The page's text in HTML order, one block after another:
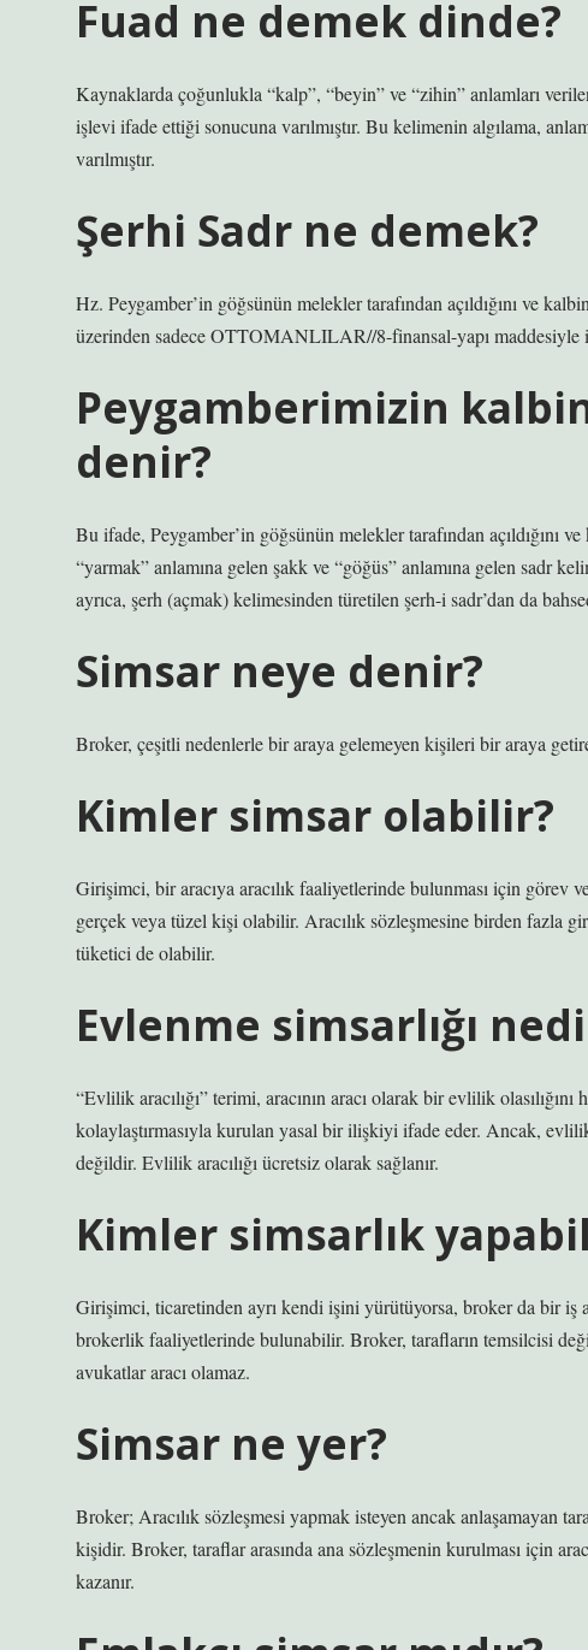
Fuad ne demek dinde?
Kaynaklarda çoğunlukla “kalp”, “beyin” ve “zihin” anlamları
işlevi ifade ettiği sonucuna varılmıştır. Bu kelimenin algılama,
varılmıştır.
Şerhi Sadr ne demek?
Hz. Peygamber’in göğsünün melekler tarafından açıldığını ve
üzerinden sadece OTTOMANLILAR//8-finansal-yapı maddesiyle
Peygamberimizin
denir?
Bu ifade, Peygamber’in göğsünün melekler tarafından
“yarmak” anlamına gelen şakk ve “göğüs” anlamına gelen sadr
ayrıca, şerh (açmak) kelimesinden türetilen şerh-i sadr’dan da
Simsar neye denir?
Broker, çeşitli nedenlerle bir araya gelemeyen kişileri bir araya
Kimler simsar olabilir?
Girişimci, bir aracıya aracılık faaliyetlerinde bulunması için görev
gerçek veya tüzel kişi olabilir. Aracılık sözleşmesine birden fazla
tüketici de olabilir.
Evlenme simsarlığı
“Evlilik aracılığı” terimi, aracının aracı olarak bir evlilik
kolaylaştırmasıyla kurulan yasal bir ilişkiyi ifade eder. Ancak,
değildir. Evlilik aracılığı ücretsiz olarak sağlanır.
Kimler simsarlık
Girişimci, ticaretinden ayrı kendi işini yürütüyorsa, broker da bir iş
brokerlik faaliyetlerinde bulunabilir. Broker, tarafların temsilcisi
avukatlar aracı olamaz.
Simsar ne yer?
Broker; Aracılık sözleşmesi yapmak isteyen ancak anlaşamayan
kişidir. Broker, taraflar arasında ana sözleşmenin kurulması için
kazanır.